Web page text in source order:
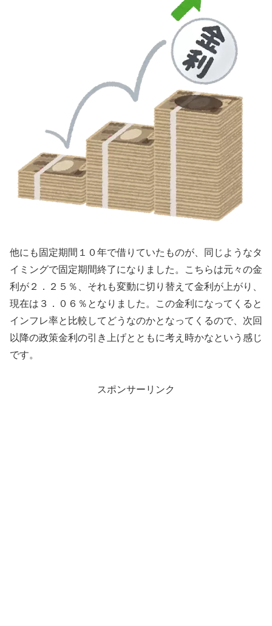
他にも固定期間１０年で借りていたものが、同じようなタ
イミングで固定期間終了になりました。こちらは元々の金
利が２．２５％、それも変動に切り替えて金利が上がり、
現在は３．０６％となりました。この金利になってくると
インフレ率と比較してどうなのかとなってくるので、次回
以降の政策金利の引き上げとともに考え時かなという感じ
です。
スポンサーリンク